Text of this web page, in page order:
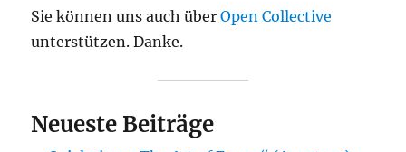
Sie können uns auch überOpen Collective
unterstützen. Danke.
Neueste Beiträge